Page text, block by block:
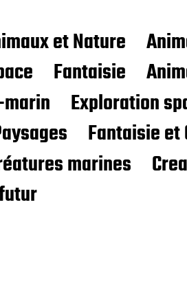
et Nature
Fantaisie
Exploration
Fantaisie et
marines